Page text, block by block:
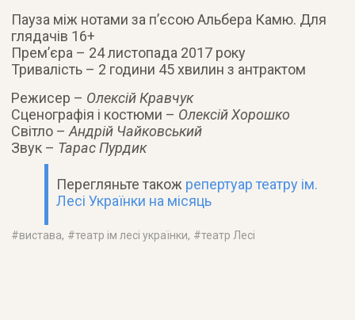
Пауза між нотами за п’єсою Альбера Камю. Для
глядачів 16+
Прем’єра – 24 листопада 2017 року
Тривалість – 2 години 45 хвилин з антрактом
Режисер – Олексій Кравчук
Сценографія і костюми – Олексій Хорошко
Світло –Андрій Чайковський
Звук – Тарас Пурдик
Перегляньте також репертуар театру ім.
Лесі Українки на місяць
#вистава, #театр ім лесі українки, #театр Лесі